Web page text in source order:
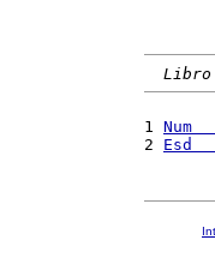
Libro
1 Num
2 Esd